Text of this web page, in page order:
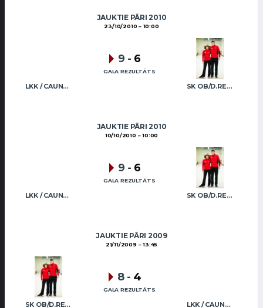
JAUKTIE PĀRI 2010
23/10/2010 10:00
LKK / CAUNE CAUNE SK OB/D.REGŽA A.REGŽA
9 - 6
GALA REZULTĀTS
JAUKTIE PĀRI 2010
10/10/2010 10:00
LKK / CAUNE CAUNE SK OB/D.REGŽA A.REGŽA
9 - 6
GALA REZULTĀTS
JAUKTIE PĀRI 2009
21/11/2009 13:45
SK OB/D.REGŽA A.REGŽA LKK / CAUNE CAUNE
8 - 4
GALA REZULTĀTS